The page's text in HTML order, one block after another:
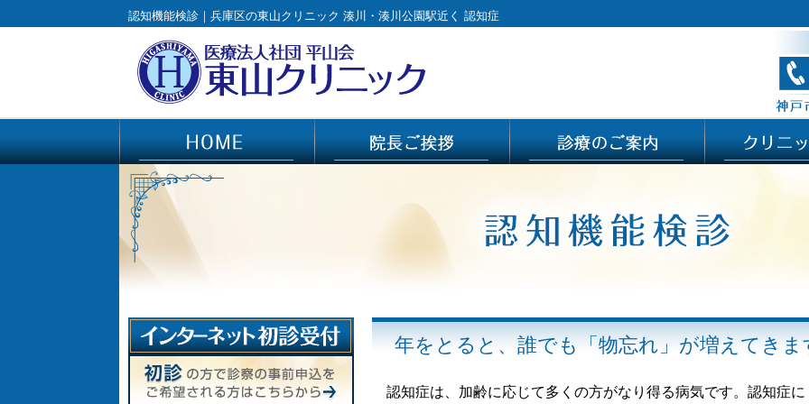
認知機能検診｜兵庫区の東山クリニック 湊川・湊川公園駅近く 認知症
年をとると、誰でも「物忘れ」が増えてきま
認知症は、加齢に応じて多くの方がなり得る病気です。認知症に